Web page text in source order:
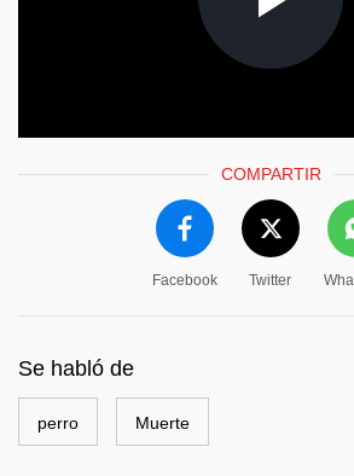
COMPARTIR
Facebook Twitter
Se habló de
perro Muerte